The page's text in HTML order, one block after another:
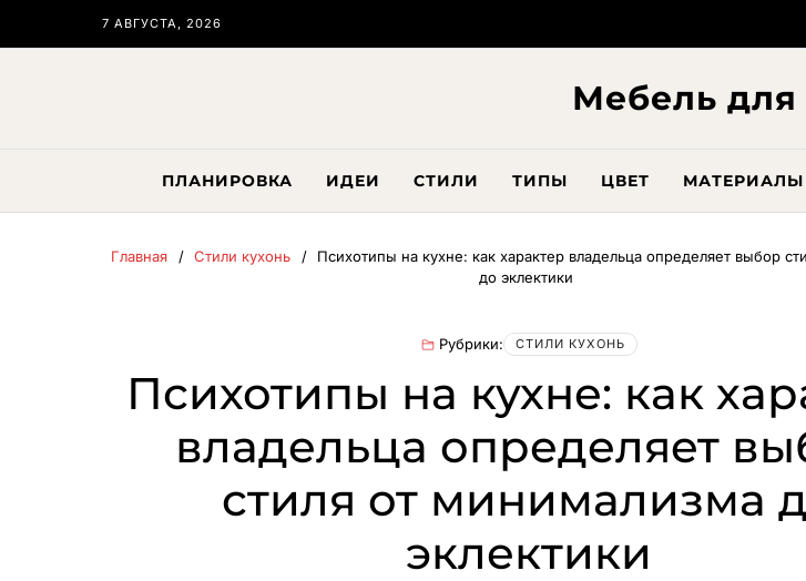
7 АВГУСТА, 2026
Мебель для
ПЛАНИРОВКА ИДЕИ СТИЛИ ТИПЫ ЦВЕТ МАТЕРИАЛЫ
Главная Стили кухонь
Психотипы на кухне: как характер владельца определяет выбор
до эклектики
Рубрики: СТИЛИ КУХОНЬ
Психотипы на кухне: как
владельца определяет
стиля от минимализма
эклектики